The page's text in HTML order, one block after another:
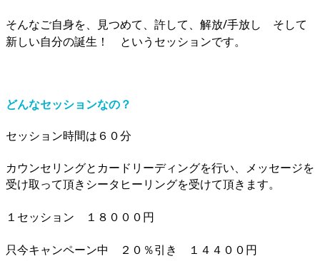
そんなご自身を、見つめて、許して、解放/手放し そして
新しい自分の誕生！ というセッションです。
どんなセッションなの？
セッション時間は６０分
カウンセリングとカードリーディングを行い、メッセージを
受け取って頂きシータヒーリングを受けて頂きます。
１セッション １８０００円
只今キャンペーン中 ２０％引き １４４００円